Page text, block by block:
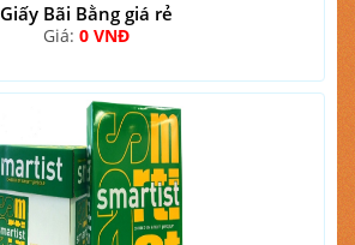
Giấy Bãi Bằng giá rẻ
Giá: 0 VNĐ